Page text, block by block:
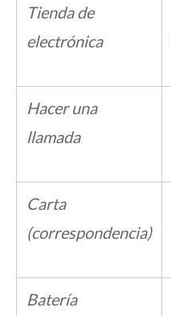
Tienda de
electrónica
Hacer una
llamada
Carta
(correspondencia)
Batería